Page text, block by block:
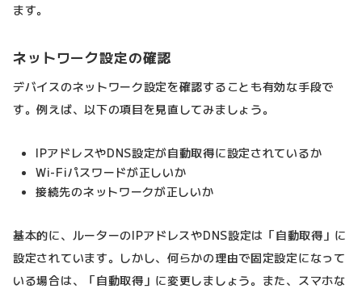
ます。
ネットワーク設定の確認
デバイスのネットワーク設定を確認することも有効な手段で
す。例えば、以下の項目を見直してみましょう。
IPアドレスやDNS設定が自動取得に設定されているか
Wi-Fiパスワードが正しいか
接続先のネットワークが正しいか
基本的に、ルーターのIPアドレスやDNS設定は「自動取得」に
設定されています。しかし、何らかの理由で固定設定になって
いる場合は、「自動取得」に変更しましょう。また、スマホな